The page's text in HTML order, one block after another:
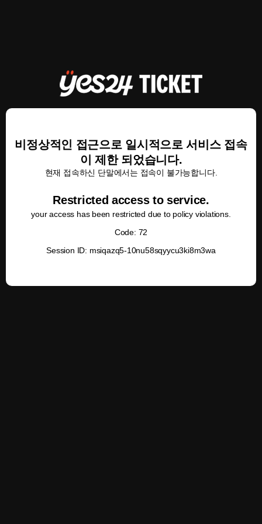
비정상적인 접근으로 일시적으로 서비스 접속
이 제한 되었습니다.
현재 접속하신 단말에서는 접속이 불가능합니다.
Restricted access to service.
your access has been restricted due to policy violations.
Code: 72
Session ID: msiqazq5-10nu58sqyycu3ki8m3wa